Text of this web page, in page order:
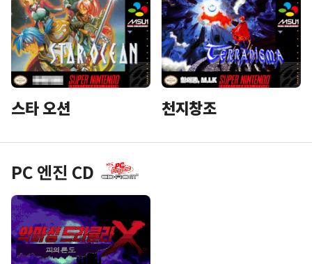
스타 오션 천지창조
PC 엔진 CD